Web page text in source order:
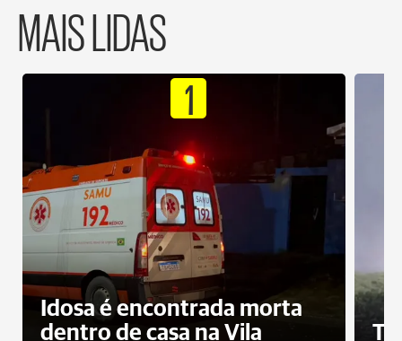
MAIS LIDAS
1
Idosa é encontrada morta
dentro de casa na Vila